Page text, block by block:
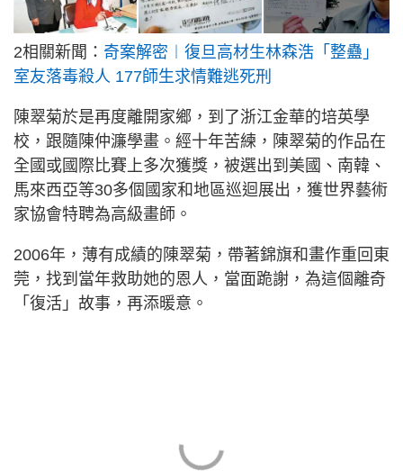
2相關新聞： 奇案解密︱復旦高材生林森浩「整蠱」
室友落毒殺人 177師生求情難逃死刑
陳翠菊於是再度離開家鄉，到了浙江金華的培英學
校，跟隨陳仲濂學畫。經十年苦練，陳翠菊的作品在
全國或國際比賽上多次獲獎，被選出到美國、南韓、
馬來西亞等30多個國家和地區巡迴展出，獲世界藝術
家協會特聘為高級畫師。
2006年，薄有成績的陳翠菊，帶著錦旗和畫作重回東
莞，找到當年救助她的恩人，當面跪謝，為這個離奇
「復活」故事，再添暖意。